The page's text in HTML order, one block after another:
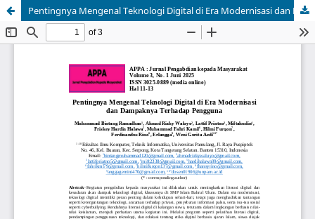
Pentingnya Mengenal Teknologi Digital di Era Modernisasi dan Dampaknya Terhadap Pengguna